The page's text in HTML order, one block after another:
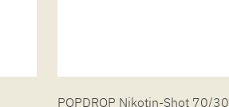
POPDROP Nikotin-Shot 70/30